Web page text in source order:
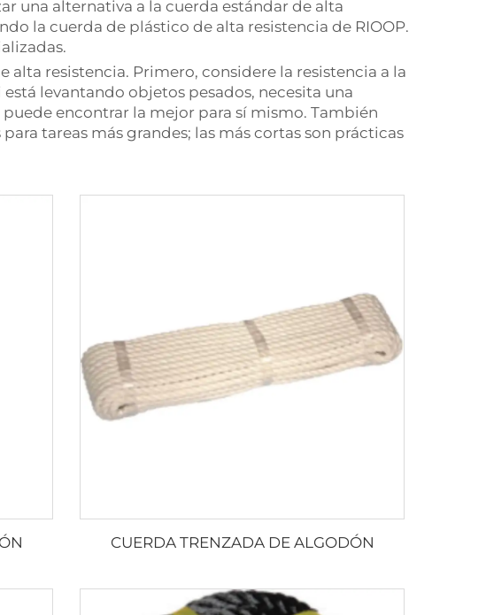
una alternativa a la cuerda estándar de alta
la cuerda de plástico de alta resistencia de RIOOP.
resistencia. Primero, considere la resistencia a la
levantando objetos pesados, necesita una
encontrar la mejor para sí mismo. También
tareas más grandes; las más cortas son prácticas
CUERDA TRENZADA DE ALGODÓN